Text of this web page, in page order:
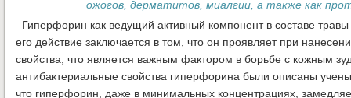
ожогов, дерматитов, миалгии, а также как
Гиперфорин как ведущий активный компонент в составе
его действие заключается в том, что он проявляет при
свойства, что является важным фактором в борьбе с кожным
антибактериальные свойства гиперфорина были описаны
что гиперфорин, даже в минимальных концентрациях,